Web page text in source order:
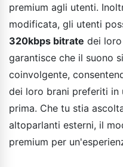
premium agli utenti.
modificata, gli utenti
320kbps bitrate dei
garantisce che il suono
coinvolgente,
dei loro brani preferiti in
prima. Che tu stia
altoparlanti esterni, il
premium per